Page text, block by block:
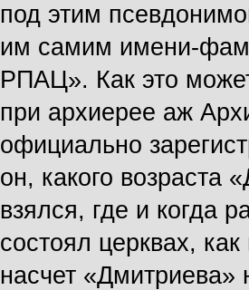
под этим
им самим имени-
РПАЦ». Как это
при архиерее аж
официально
он, какого возраста
взялся, где и когда
состоял церквах,
насчет «Дмитриева»